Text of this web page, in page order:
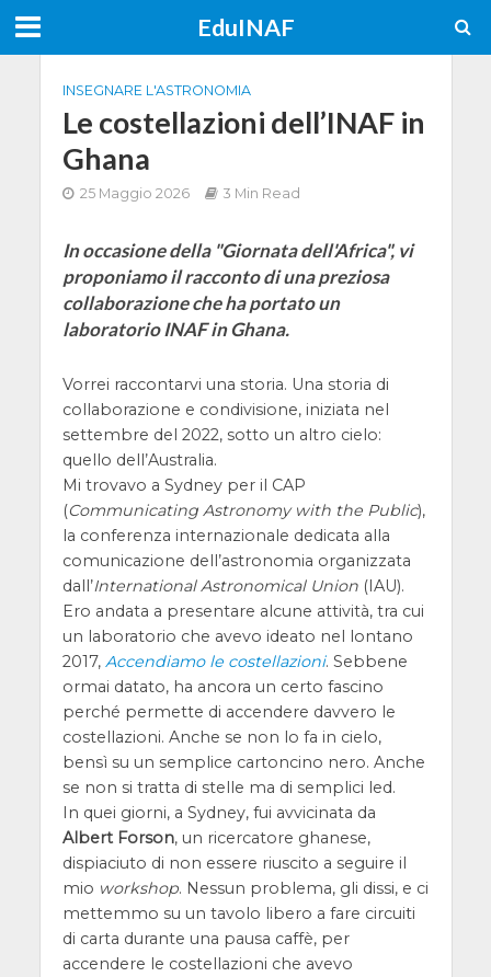
EduINAF
INSEGNARE L'ASTRONOMIA
Le costellazioni dell’INAF in
Ghana
25 Maggio 2026 3 Min Read
In occasione della "Giornata dell'Africa", vi
proponiamo il racconto di una preziosa
collaborazione che ha portato un
laboratorio INAF in Ghana.
Vorrei raccontarvi una storia. Una storia di
collaborazione e condivisione, iniziata nel
settembre del 2022, sotto un altro cielo:
quello dell’Australia.
Mi trovavo a Sydney per il CAP
(Communicating Astronomy with the Public),
la conferenza internazionale dedicata alla
comunicazione dell’astronomia organizzata
dall’International Astronomical Union(IAU).
Ero andata a presentare alcune attività, tra cui
un laboratorio che avevo ideato nel lontano
2017, Accendiamo le costellazioni. Sebbene
ormai datato, ha ancora un certo fascino
perché permette di accendere davvero le
costellazioni. Anche se non lo fa in cielo,
bensì su un semplice cartoncino nero. Anche
se non si tratta di stelle ma di semplici led.
In quei giorni, a Sydney, fui avvicinata da
Albert Forson, un ricercatore ghanese,
dispiaciuto di non essere riuscito a seguire il
mio workshop. Nessun problema, gli dissi, e ci
mettemmo su un tavolo libero a fare circuiti
di carta durante una pausa caffè, per
accendere le costellazioni che avevo